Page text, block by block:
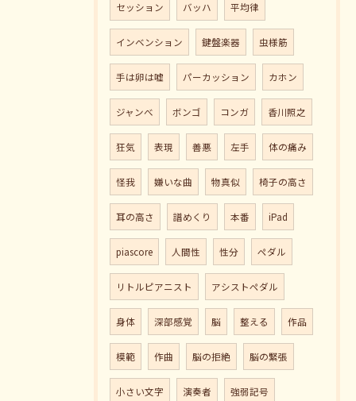
セッション バッハ 平均律
インベンション 鍵盤楽器 虫様筋
手は卵は嘘 パーカッション カホン
ジャンべ ボンゴ コンガ 香川照之
狂気 表現 善悪 左手 体の痛み
怪我 嫌いな曲 物真似 椅子の高さ
耳の高さ 譜めくり 本番 iPad
piascore 人間性 性分 ペダル
リトルピアニスト アシストペダル
身体 深部感覚 脳 整える 作品
模範 作曲 脳の拒絶 脳の緊張
小さい文字 演奏者 強弱記号